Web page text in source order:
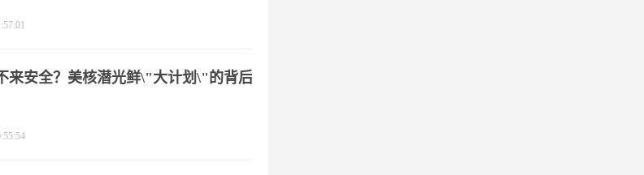
来安全？美核潜光鲜\"大计划\"的背后